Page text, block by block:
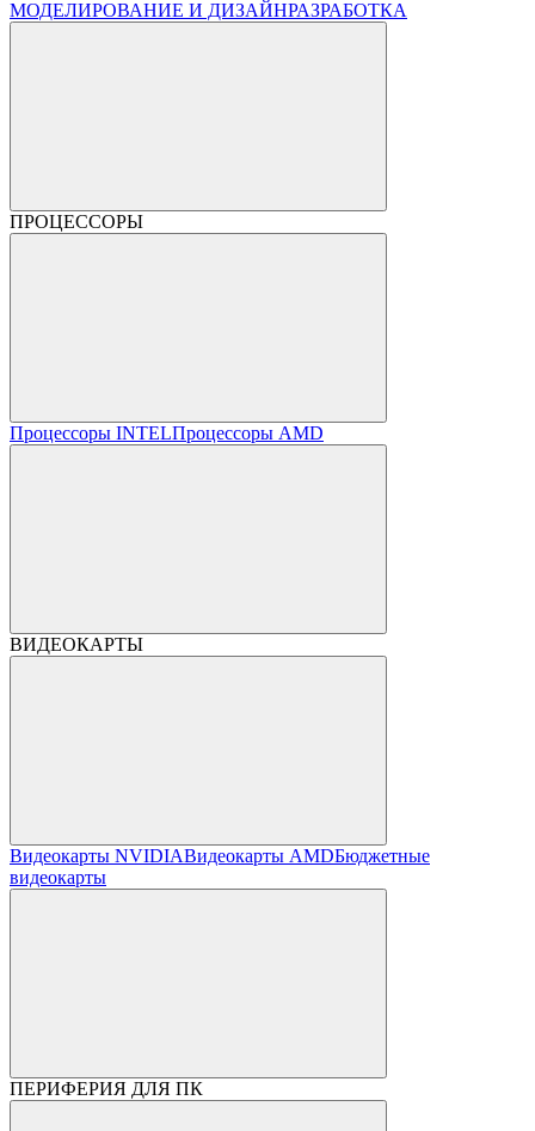
МОДЕЛИРОВАНИЕ И ДИЗАЙНРАЗРАБОТКА
ПРОЦЕССОРЫ
Процессоры INTELПроцессоры AMD
ВИДЕОКАРТЫ
Видеокарты NVIDIAВидеокарты AMDБюджетные
видеокарты
ПЕРИФЕРИЯ ДЛЯ ПК